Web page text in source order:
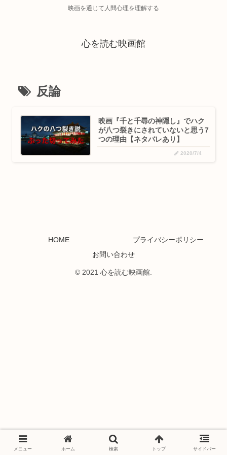
映画を通じて人間心理を理解する
心を読む映画館
反論
映画『千と千尋の神隠し』でハク
が八つ裂きにされていないと思う7
つの理由【ネタバレあり】
2020/7/4
HOME
プライバシーポリシー
お問い合わせ
© 2021 心を読む映画館.
メニュー ホーム 検索 トップ サイドバー